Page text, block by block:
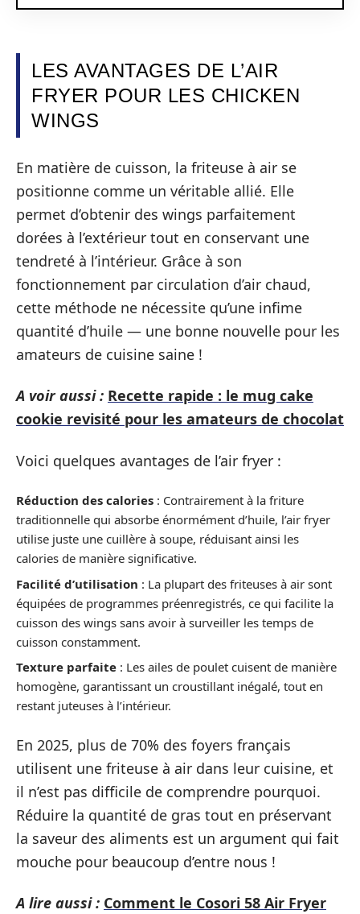
LES AVANTAGES DE L’AIR
FRYER POUR LES CHICKEN
WINGS
En matière de cuisson, la friteuse à air se
positionne comme un véritable allié. Elle
permet d’obtenir des wings parfaitement
dorées à l’extérieur tout en conservant une
tendreté à l’intérieur. Grâce à son
fonctionnement par circulation d’air chaud,
cette méthode ne nécessite qu’une infime
quantité d’huile — une bonne nouvelle pour les
amateurs de cuisine saine !
A voir aussi : Recette rapide : le mug cake
cookie revisité pour les amateurs de chocolat
Voici quelques avantages de l’air fryer :
Réduction des calories : Contrairement à la friture
traditionnelle qui absorbe énormément d’huile, l’air fryer
utilise juste une cuillère à soupe, réduisant ainsi les
calories de manière significative.
Facilité d’utilisation : La plupart des friteuses à air sont
équipées de programmes préenregistrés, ce qui facilite la
cuisson des wings sans avoir à surveiller les temps de
cuisson constamment.
Texture parfaite : Les ailes de poulet cuisent de manière
homogène, garantissant un croustillant inégalé, tout en
restant juteuses à l’intérieur.
En 2025, plus de 70% des foyers français
utilisent une friteuse à air dans leur cuisine, et
il n’est pas difficile de comprendre pourquoi.
Réduire la quantité de gras tout en préservant
la saveur des aliments est un argument qui fait
mouche pour beaucoup d’entre nous !
A lire aussi : Comment le Cosori 58 Air Fryer